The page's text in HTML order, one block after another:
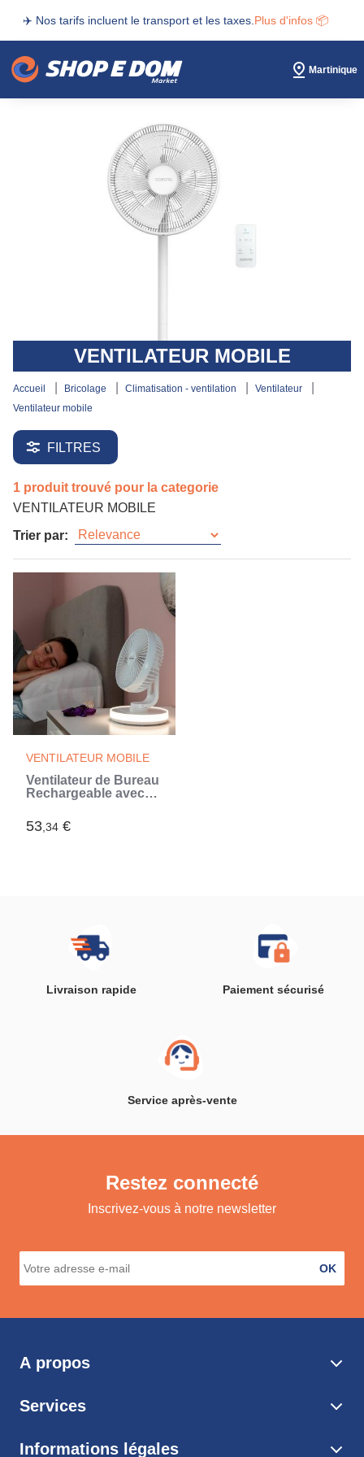
✈️ Nos tarifs incluent le transport et les taxes. Plus d'infos 📦
Martinique
VENTILATEUR MOBILE
accueil bricolage climatisation - ventilation
ventilateur
ventilateur mobile
FILTRES
1 produit trouvé pour la categorie
VENTILATEUR MOBILE
Trier par:
VENTILATEUR MOBILE
Ventilateur de Bureau
Rechargeable avec
InnovaGoods Ø6,6''
4000 mAh
53,34 €
Livraison rapide Paiement sécurisé
Service après-vente
Restez connecté
Inscrivez-vous à notre newsletter
OK
A propos
Services
Informations légales